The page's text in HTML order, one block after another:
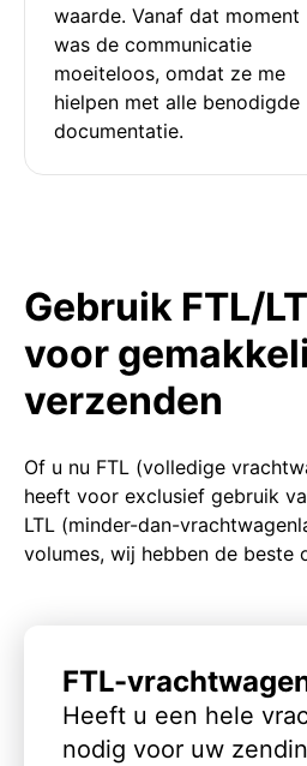
waarde. Vanaf dat moment
was de communicatie
moeiteloos, omdat ze me
hielpen met alle benodigde
documentatie.
Gebruik FTL/
voor
verzenden
Of u nu FTL (volledige
heeft voor exclusief gebruik
LTL (minder-dan-
volumes, wij hebben de beste
FTL-
Heeft u een hele
nodig voor uw